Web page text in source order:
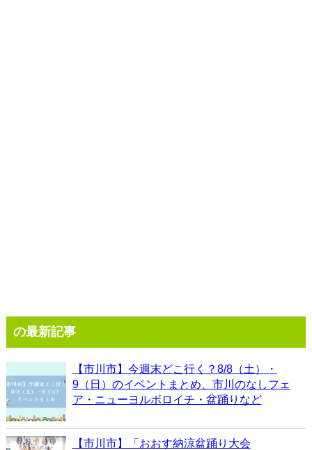
の最新記事
【市川市】今週末どこ行く？8/8（土）・
9（日）のイベントまとめ、市川のなしフェ
ア・ニューヨルボロイチ・盆踊りなど
【市川市】「おおす納涼盆踊り大会